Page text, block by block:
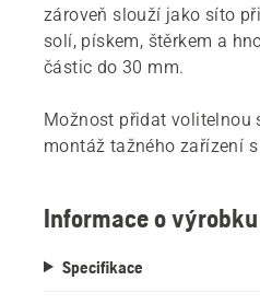
zároveň slouží jako síto
solí, pískem, štěrkem a
částic do 30 mm.
Možnost přidat volitelnou
montáž tažného zařízení s průměrem tažné koule
Informace o výrobku
Specifikace